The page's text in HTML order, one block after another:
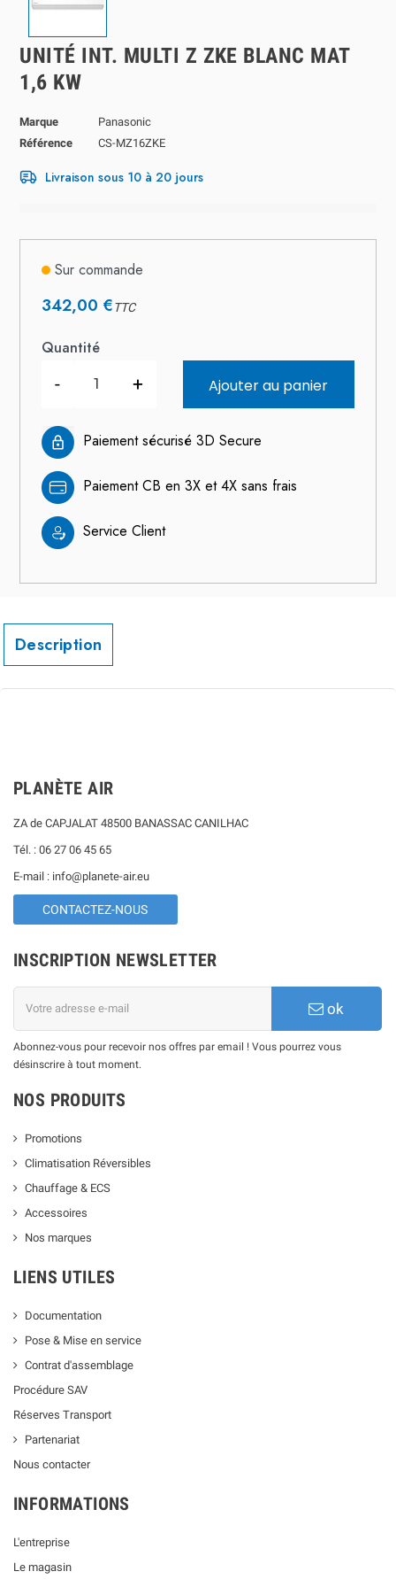
UNITÉ INT. MULTI Z ZKE BLANC MAT
1,6 KW
Marque
Panasonic
Référence
CS-MZ16ZKE
Livraison sous 10 à 20 jours
Sur commande
342,00 €TTC
Quantité
- + Ajouter au panier
Paiement sécurisé 3D Secure
Paiement CB en 3X et 4X sans frais
Service Client
Description
PLANÈTE AIR
ZA de CAPJALAT 48500 BANASSAC CANILHAC
Tél. : 06 27 06 45 65
E-mail : info@planete-air.eu
CONTACTEZ-NOUS
INSCRIPTION NEWSLETTER
ok
Abonnez-vous pour recevoir nos offres par email ! Vous pourrez vous
désinscrire à tout moment.
NOS PRODUITS
Promotions
Climatisation Réversibles
Chauffage & ECS
Accessoires
Nos marques
LIENS UTILES
Documentation
Pose & Mise en service
Contrat d'assemblage
Procédure SAV
Réserves Transport
Partenariat
Nous contacter
INFORMATIONS
L'entreprise
Le magasin